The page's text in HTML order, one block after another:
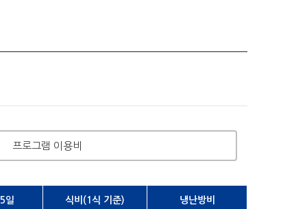
프로그램 이용비
일 식비(1식 기준) 냉난방비